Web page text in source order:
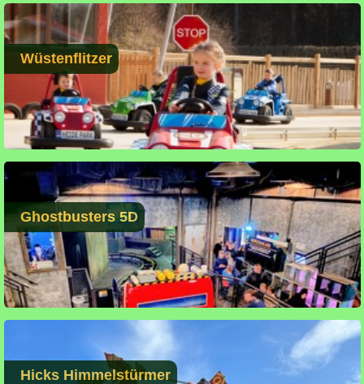
Wüstenflitzer
Ghostbusters 5D
Hicks Himmelstürmer